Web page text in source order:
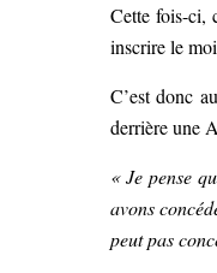
Cette fois-ci,
inscrire le
C’est donc
derrière une
« Je pense
avons
peut pas